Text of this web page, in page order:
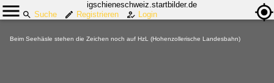
igschieneschweiz.startbilder.de
Suche
Registrieren Login
Beim Seehäsle stehen die Zeichen noch auf HzL (Hohenzollerische Landesbahn)